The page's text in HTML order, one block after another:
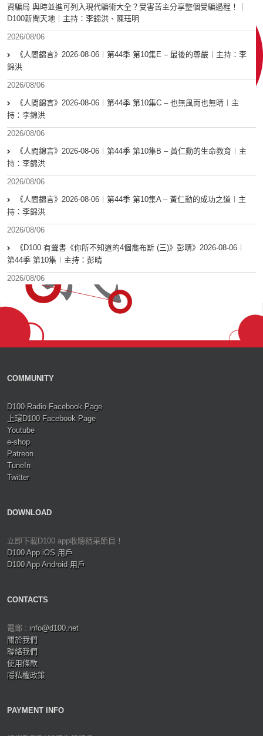
資騙局 與時並進可列入現代騙術大全？受害苦主分享整個受騙過程！｜
D100新聞天地｜主持：李錦洪、陳珏明
2026/08/06
《人間錦言》2026-08-06︱第44季 第10集E – 最後的尊嚴︱主持：李
錦洪
2026/08/06
《人間錦言》2026-08-06︱第44季 第10集C – 也無風雨也無晴︱主
持：李錦洪
2026/08/06
《人間錦言》2026-08-06︱第44季 第10集B – 黃仁勳的生命教育︱主
持：李錦洪
2026/08/06
《人間錦言》2026-08-06︱第44季 第10集A – 黃仁勳的成功之道︱主
持：李錦洪
2026/08/06
《D100 有聲書《你所不知道的4個喬布斯 (三)》彭晴》2026-08-06︱
第44季 第10集︱主持：彭晴
2026/08/06
COMMUNITY
D100 Radio Facebook Page
上環D100 Facebook Page
Youtube
e-shop
Patreon
TuneIn
Twitter
DOWNLOAD
立即下載D100 app收聽精采節目！
D100 App iOS 用戶
D100 App Android 用戶
CONTACTS
電郵 : info@d100.net
關於我們
聯絡我們
使用條款
隱私權政策
PAYMENT INFO